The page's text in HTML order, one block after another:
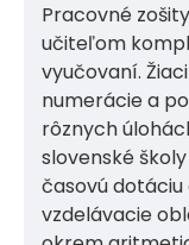
Pracovné
učiteľom
vyučovaní.
numerácie a
rôznych
slovenské
časovú
vzdelávacie